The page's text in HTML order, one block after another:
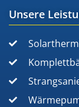
Unsere